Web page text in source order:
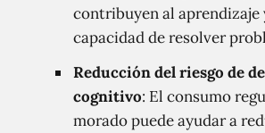
contribuyen al aprendizaje
capacidad de resolver
Reducción del riesgo de
cognitivo: El consumo
morado puede ayudar a